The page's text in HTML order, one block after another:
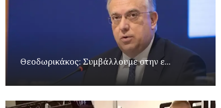
Θεοδωρικάκος: Συμβάλλουμε στην ε...